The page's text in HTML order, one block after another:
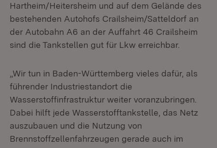
Hartheim/Heitersheim und auf dem Gelände des
bestehenden Autohofs Crailsheim/Satteldorf an
der Autobahn A6 an der Auffahrt 46 Crailsheim
sind die Tankstellen gut für Lkw erreichbar.
„Wir tun in Baden-Württemberg vieles dafür, als
führender Industriestandort die
Wasserstoffinfrastruktur weiter voranzubringen.
Dabei hilft jede Wasserstofftankstelle, das Netz
auszubauen und die Nutzung von
Brennstoffzellenfahrzeugen gerade auch im